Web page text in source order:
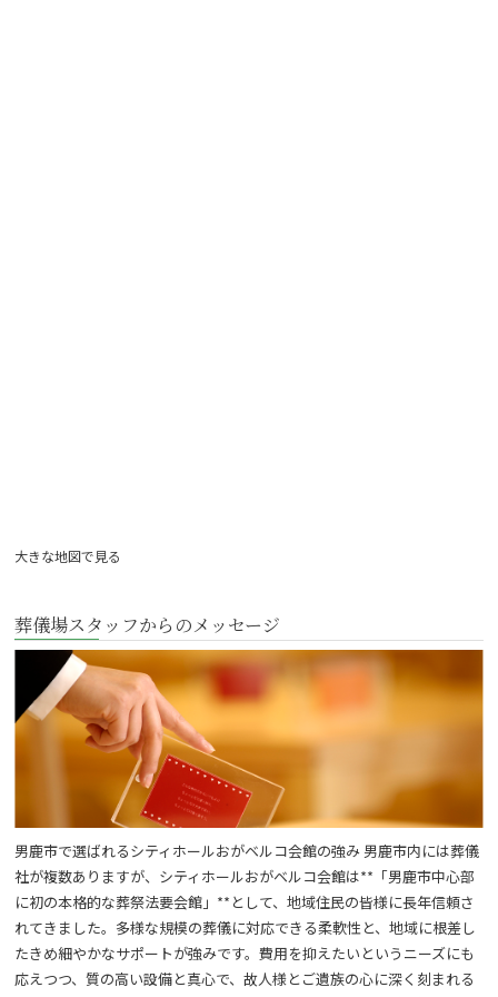
大きな地図で見る
葬儀場スタッフからのメッセージ
男鹿市で選ばれるシティホールおがベルコ会館の強み 男鹿市内には葬儀
社が複数ありますが、シティホールおがベルコ会館は**「男鹿市中心部
に初の本格的な葬祭法要会館」**として、地域住民の皆様に長年信頼さ
れてきました。多様な規模の葬儀に対応できる柔軟性と、地域に根差し
たきめ細やかなサポートが強みです。費用を抑えたいというニーズにも
応えつつ、質の高い設備と真心で、故人様とご遺族の心に深く刻まれる